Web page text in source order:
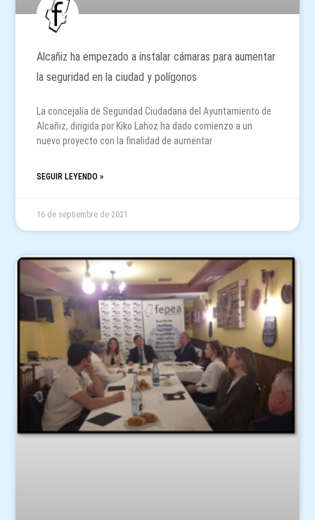
Alcañiz ha empezado a instalar cámaras para aumentar
la seguridad en la ciudad y polígonos
La concejalía de Seguridad Ciudadana del Ayuntamiento de
Alcañiz, dirigida por Kiko Lahoz ha dado comienzo a un
nuevo proyecto con la finalidad de aumentar
SEGUIR LEYENDO »
16 de septiembre de 2021